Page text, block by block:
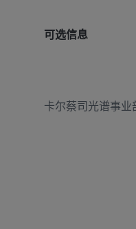
可选信息
卡尔蔡司光谱事